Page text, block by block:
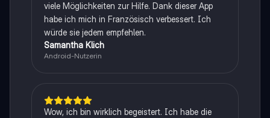
viele Möglichkeiten zur Hilfe. Dank dieser App
habe ich mich in Französisch verbessert. Ich
würde sie jedem empfehlen.
Samantha Klich
Android-Nutzerin
Wow, ich bin wirklich begeistert. Ich habe die